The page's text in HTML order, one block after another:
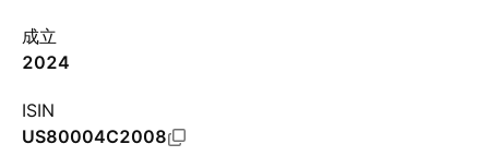
成立
2024
ISIN
US80004C2008